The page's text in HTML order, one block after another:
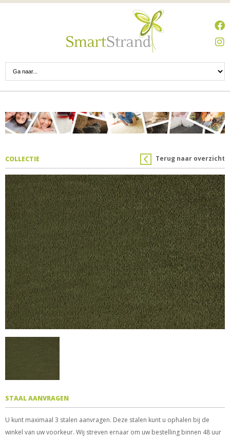
Terug naar overzicht
COLLECTIE
STAAL AANVRAGEN
U kunt maximaal 3 stalen aanvragen. Deze stalen kunt u ophalen bij de
winkel van uw voorkeur. Wij streven ernaar om uw bestelling binnen 48 uur